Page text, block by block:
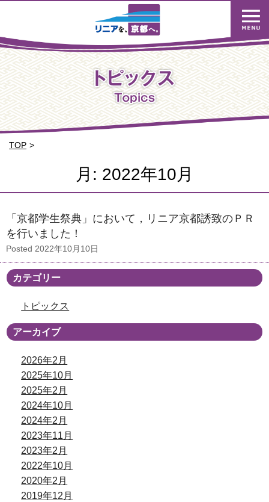
TOP
月: 2022年10月
「京都学生祭典」において，リニア京都誘致のＰＲ
を行いました！
Posted 2022年10月10日
カテゴリー
トピックス
アーカイブ
2026年2月
2025年10月
2025年2月
2024年10月
2024年2月
2023年11月
2023年2月
2022年10月
2020年2月
2019年12月